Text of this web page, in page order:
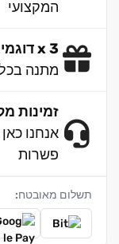
המקצועי
3 x דוגמיות בכל הזמנה
מתנה
זמינות
אנחנו
פשרות
תשלום מאובטח: